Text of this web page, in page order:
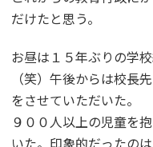
だけたと思う。
お昼は１５年ぶりの学
（笑）午後からは校長
をさせていただいた。
９００人以上の児童を
いた。印象的だったの